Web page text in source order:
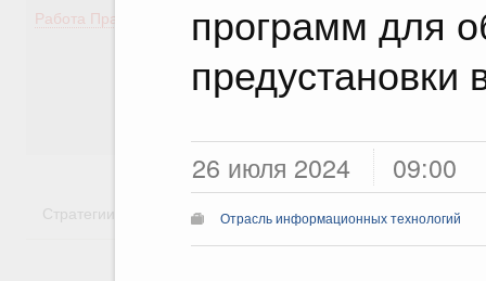
программ для
предустановки
26 июля 2024 09:00
Отрасль информационных технологий
Работа Правительства
Демография
Здоровье
Культура
Стратегии Государственные программы